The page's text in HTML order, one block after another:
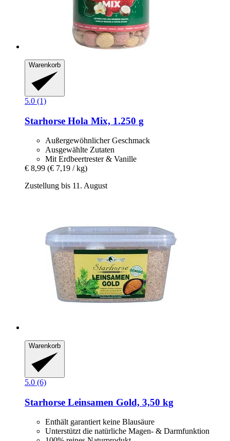
Warenkorb
5.0 (1)
Starhorse Hola Mix, 1.250 g
Außergewöhnlicher Geschmack
Ausgewählte Zutaten
Mit Erdbeertrester & Vanille
€ 8,99 (€ 7,19 / kg)
Zustellung bis 11. August
Warenkorb
5.0 (6)
Starhorse Leinsamen Gold, 3,50 kg
Enthält garantiert keine Blausäure
Unterstützt die natürliche Magen- & Darmfunktion